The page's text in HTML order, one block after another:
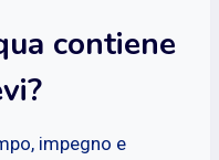
contiene
impegno e